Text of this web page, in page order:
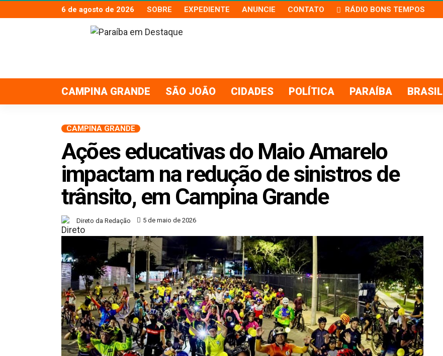
6 de agosto de 2026 SOBRE EXPEDIENTE ANUNCIE CONTATO RÁDIO BONS TEMPOS
CAMPINA GRANDE SÃO JOÃO CIDADES POLÍTICA PARAÍBA BRASIL
CAMPINA GRANDE
Ações educativas do Maio Amarelo
impactam na redução de sinistros de
trânsito, em Campina Grande
Direto da Redação 5 de maio de 2026